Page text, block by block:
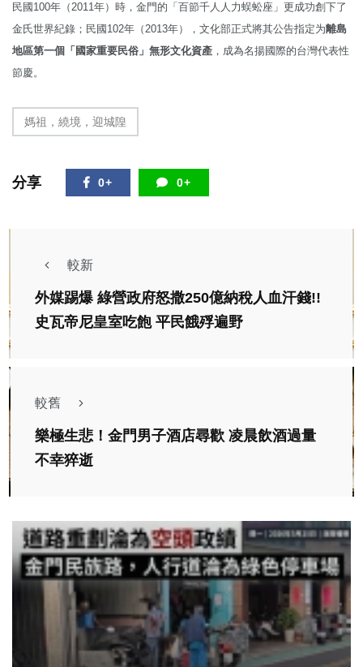
民國100年（2011年）時，金門的「百節千人人力蜈蚣座」更成功創下了
金氏世界紀錄；民國102年（2013年），文化部正式將其公告指定为離島
地區第一個「國家重要民俗」無形文化資產 ，成為名揚國際的台灣代表性
節慶。
媽祖，繞境，迎城隍
分享 0+ 0+
較新
外媒踢爆 綠營政府怒撒250億納稅人血汗錢!!
史瓦帝尼皇室吃飽 平民餓殍遍野
較舊
樂極生悲！金門男子酒店尋歡 凌晨飲酒過量
不幸猝逝